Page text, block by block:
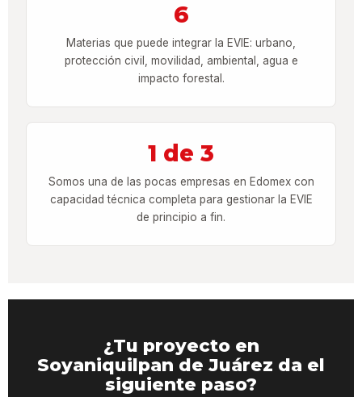
6
Materias que puede integrar la EVIE: urbano,
protección civil, movilidad, ambiental, agua e
impacto forestal.
1 de 3
Somos una de las pocas empresas en Edomex con
capacidad técnica completa para gestionar la EVIE
de principio a fin.
¿Tu proyecto en
Soyaniquilpan de Juárez da el
siguiente paso?